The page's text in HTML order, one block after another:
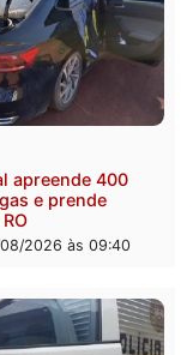
apresenta Plano
com 228 projetos,
e
de resultados
08/2026 às 18:49